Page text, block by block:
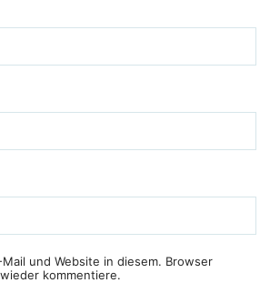
und Website in diesem. Browser
kommentiere.